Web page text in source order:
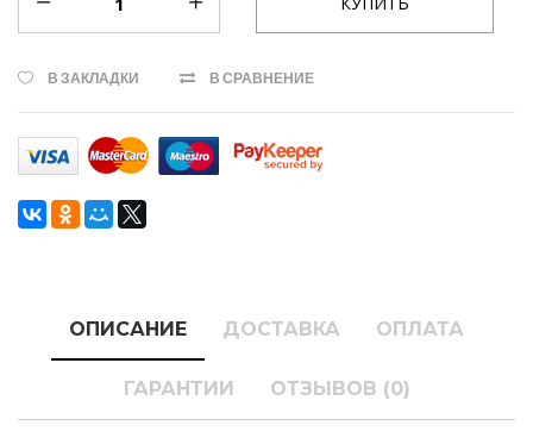
В ЗАКЛАДКИ В СРАВНЕНИЕ
ОПИСАНИЕ ДОСТАВКА ОПЛАТА
ГАРАНТИИ ОТЗЫВОВ (0)